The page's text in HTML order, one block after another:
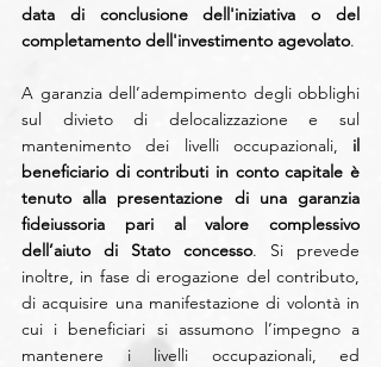
data di conclusione dell'iniziativa o del
completamento dell'investimento agevolato.
A garanzia dell’adempimento degli obblighi
sul divieto di delocalizzazione e sul
mantenimento dei livelli occupazionali, il
beneficiario di contributi in conto capitale è
tenuto alla presentazione di una garanzia
fideiussoria pari al valore complessivo
dell’aiuto di Stato concesso. Si prevede
inoltre, in fase di erogazione del contributo,
di acquisire una manifestazione di volontà in
cui i beneficiari si assumono l’impegno a
mantenere i livelli occupazionali, ed